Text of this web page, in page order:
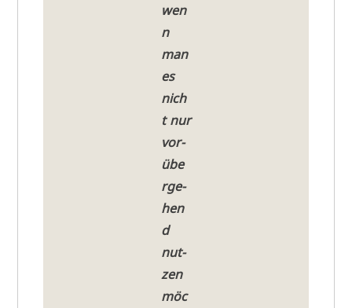
wen
n
man
es
nich
t nur
vor­
übe
r­ge­
hen
d
nut­
zen
möc